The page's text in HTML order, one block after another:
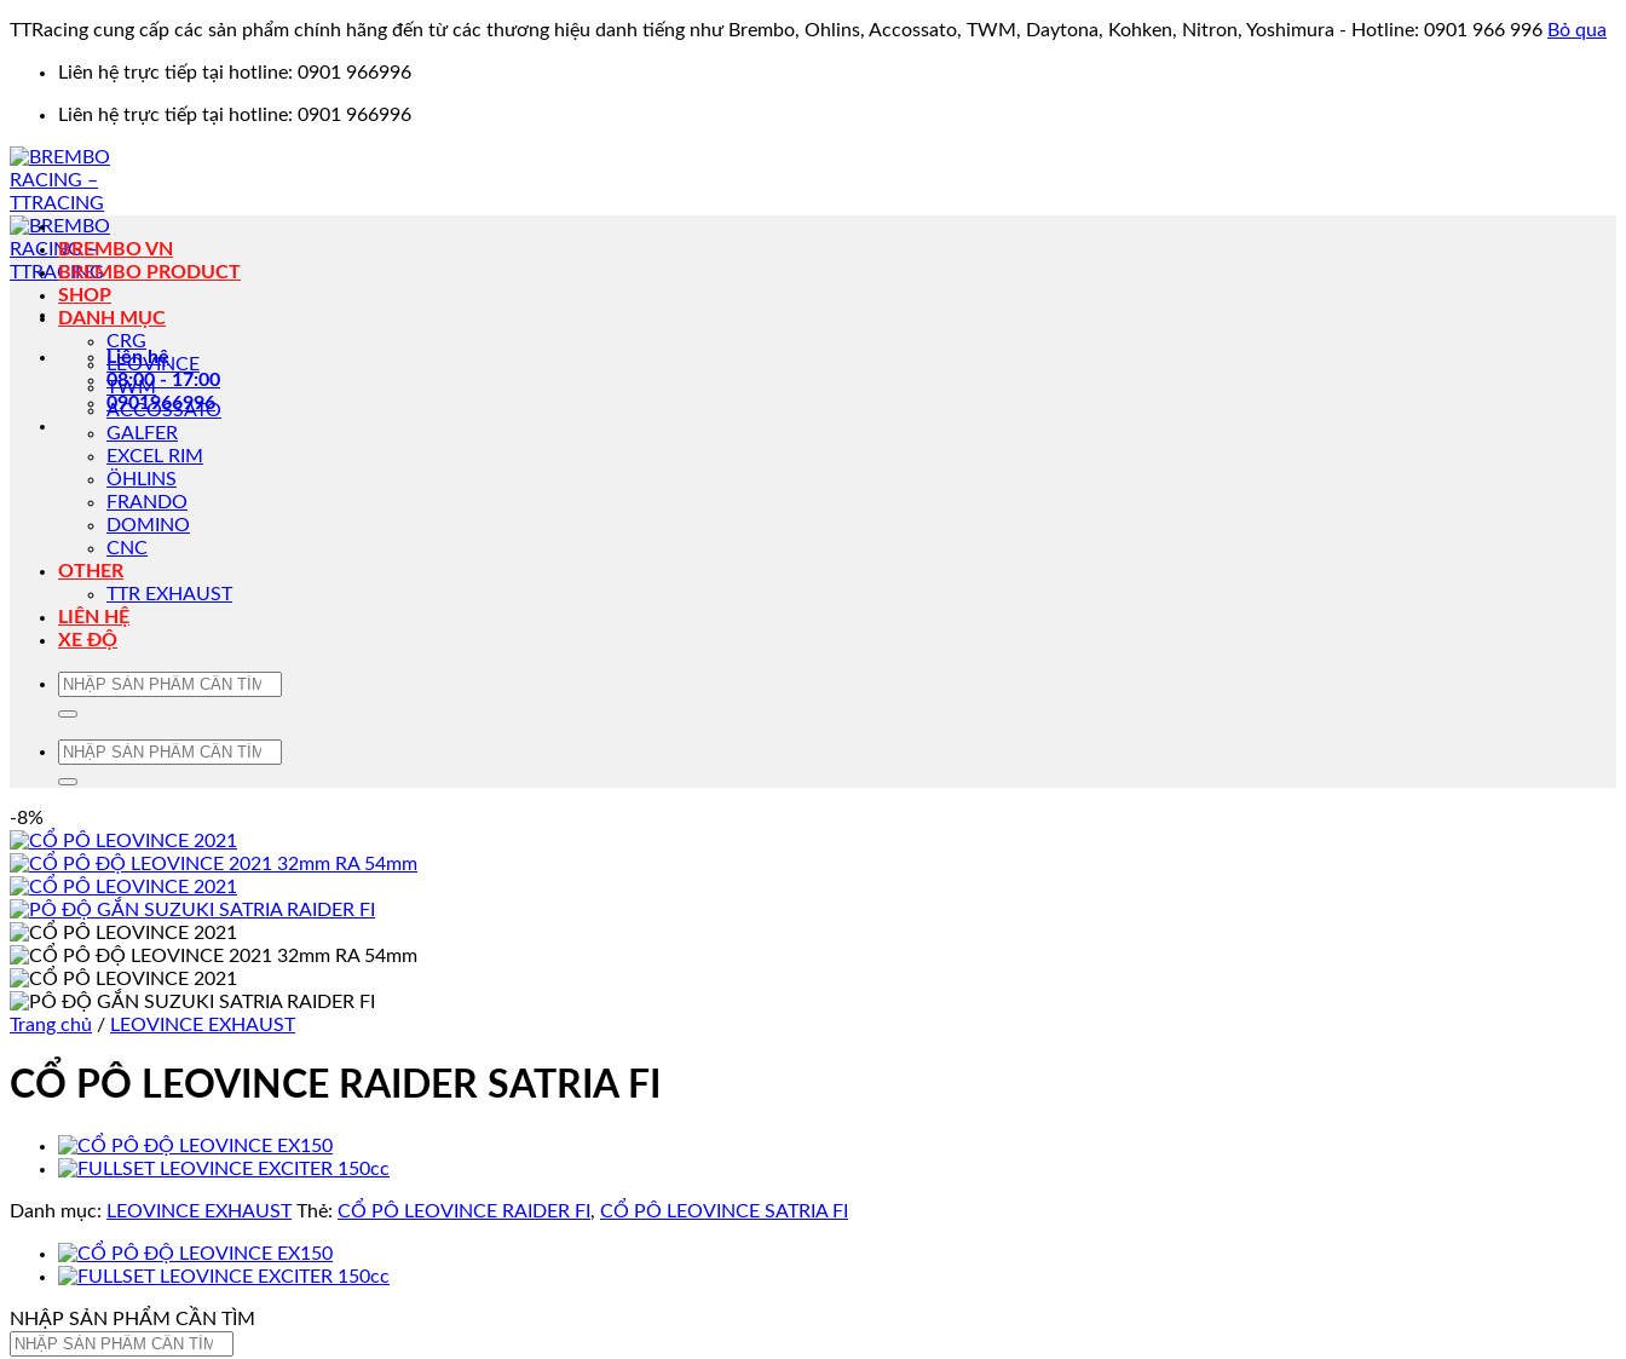
TTRacing cung cấp các sản phẩm chính hãng đến từ các thương hiệu danh tiếng như Brembo, Ohlins, Accossato, TWM, Daytona, Kohken, Nitron, Yoshimura - Hotline: 0901 966 996 Bỏ qua
Liên hệ trực tiếp tại hotline: 0901 966996
Liên hệ trực tiếp tại hotline: 0901 966996
Liên hệ
08:00 - 17:00
0901966996
BREMBO VN
BREMBO PRODUCT
SHOP
DANH MỤC
CRG
LEOVINCE
TWM
ACCOSSATO
GALFER
EXCEL RIM
ÖHLINS
FRANDO
DOMINO
CNC
OTHER
TTR EXHAUST
LIÊN HỆ
XE ĐỘ
Tìm
Tìm
-8%
Trang chủ / LEOVINCE EXHAUST
CỔ PÔ LEOVINCE RAIDER SATRIA FI
Danh mục: LEOVINCE EXHAUST Thẻ: CỔ PÔ LEOVINCE RAIDER FI , CỔ PÔ LEOVINCE SATRIA FI
NHẬP SẢN PHẨM CẦN TÌM
Tìm